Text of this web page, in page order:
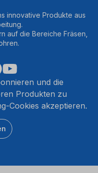
innovative Produkte aus
auf die Bereiche Fräsen,
und die
Produkten zu
Cookies akzeptieren.